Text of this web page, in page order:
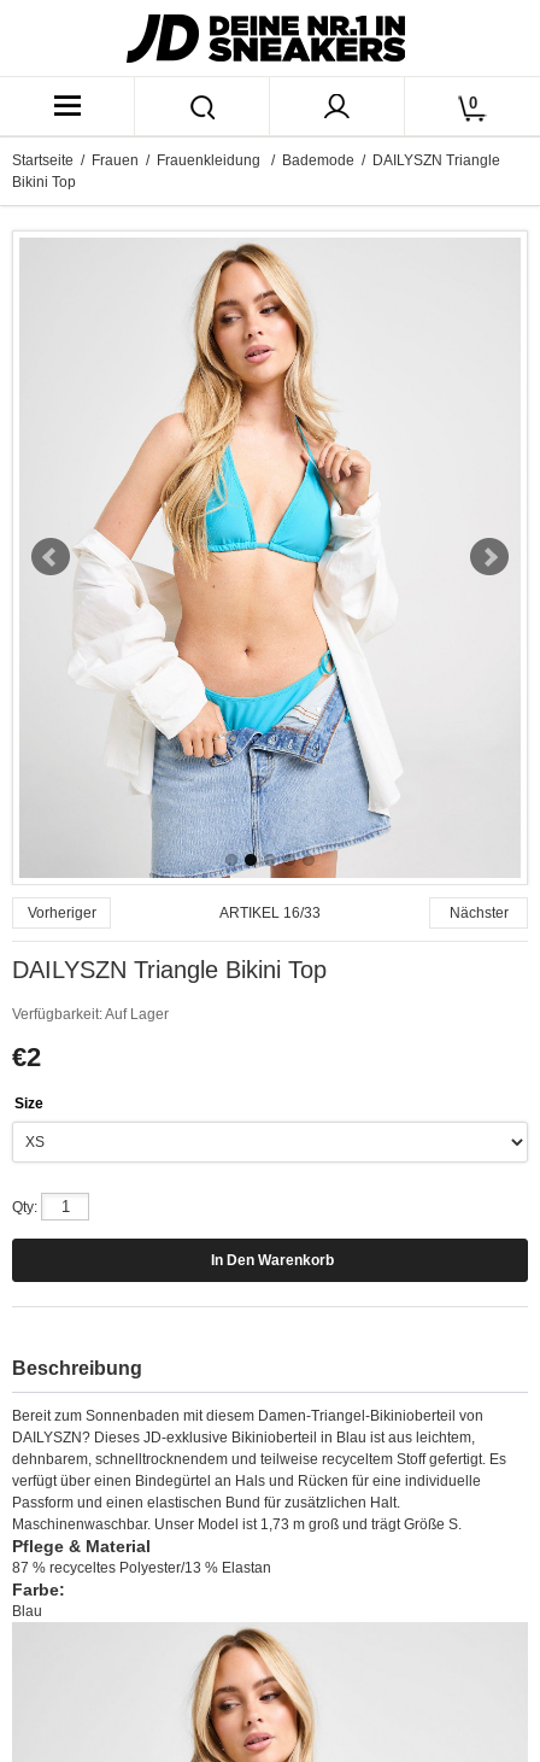
0
Startseite / Frauen / Frauenkleidung / Bademode / DAILYSZN Triangle
Bikini Top
Vorheriger ARTIKEL 16/33 Nächster
DAILYSZN Triangle Bikini Top
Verfügbarkeit:Auf Lager
€2
Size
Qty:
Beschreibung
Bereit zum Sonnenbaden mit diesem Damen-Triangel-Bikinioberteil von
DAILYSZN? Dieses JD-exklusive Bikinioberteil in Blau ist aus leichtem,
dehnbarem, schnelltrocknendem und teilweise recyceltem Stoff gefertigt. Es
verfügt über einen Bindegürtel an Hals und Rücken für eine individuelle
Passform und einen elastischen Bund für zusätzlichen Halt.
Maschinenwaschbar. Unser Model ist 1,73 m groß und trägt Größe S.
Pflege & Material
87 % recyceltes Polyester/13 % Elastan
Farbe:
Blau